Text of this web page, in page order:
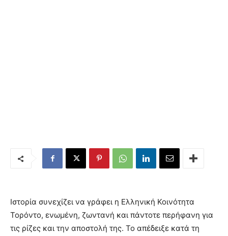
Ιστορία συνεχίζει να γράφει η Ελληνική Κοινότητα
Τορόντο, ενωμένη, ζωντανή και πάντοτε περήφανη για
τις ρίζες και την αποστολή της. Το απέδειξε κατά τη